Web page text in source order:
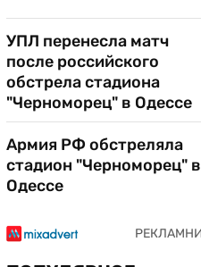
УПЛ перенесла матч
после российского
обстрела стадиона
"Черноморец" в Одессе
Армия РФ обстреляла
стадион "Черноморец" в
Одессе